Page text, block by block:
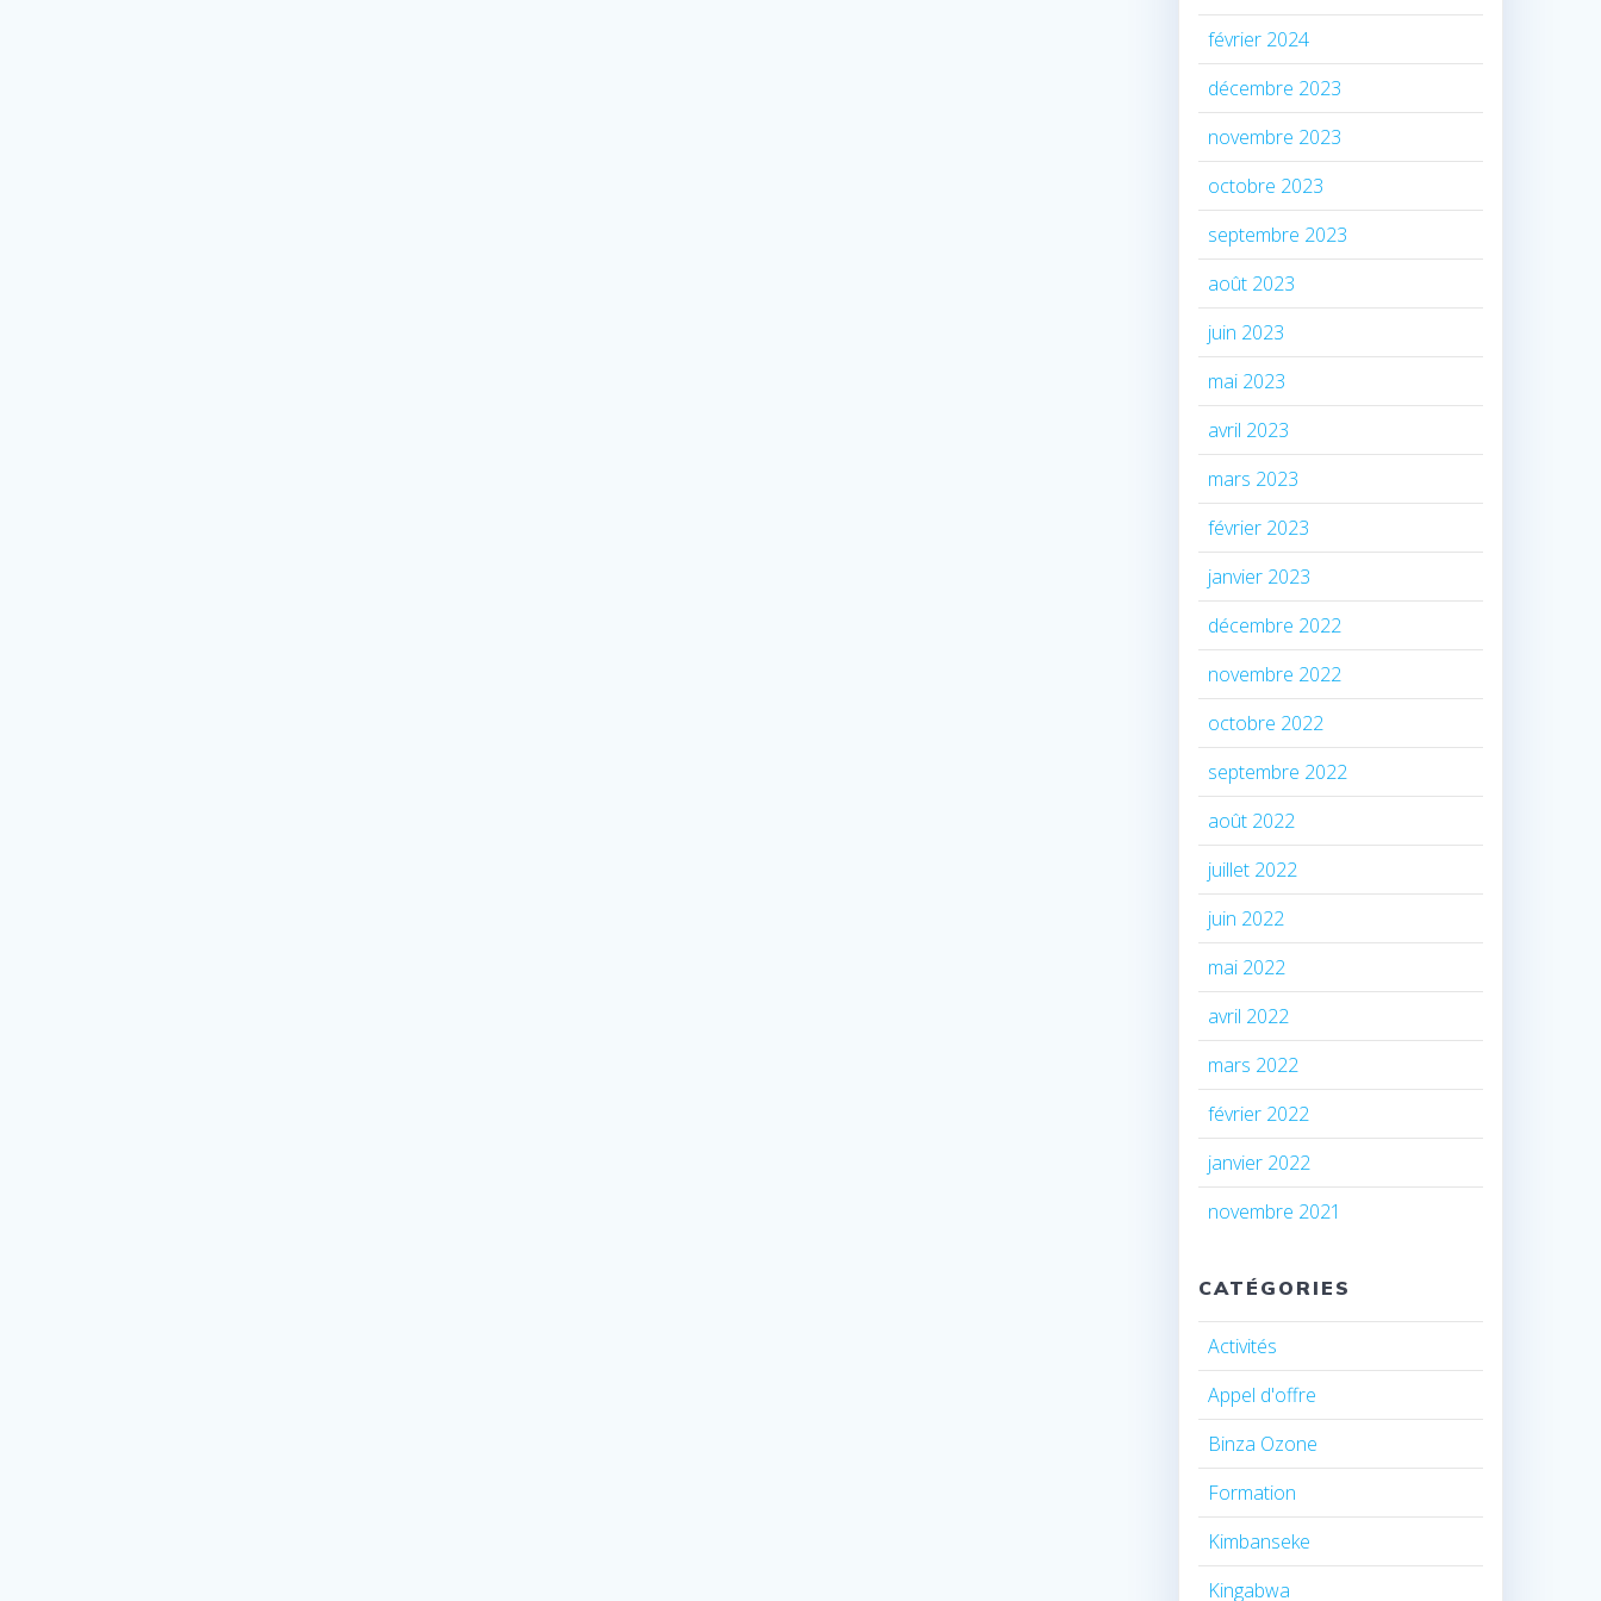
février 2024
décembre 2023
novembre 2023
octobre 2023
septembre 2023
août 2023
juin 2023
mai 2023
avril 2023
mars 2023
février 2023
janvier 2023
décembre 2022
novembre 2022
octobre 2022
septembre 2022
août 2022
juillet 2022
juin 2022
mai 2022
avril 2022
mars 2022
février 2022
janvier 2022
novembre 2021
CATÉGORIES
Activités
Appel d'offre
Binza Ozone
Formation
Kimbanseke
Kingabwa